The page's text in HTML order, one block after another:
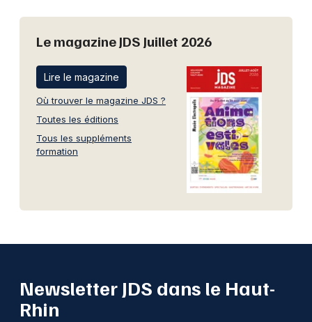
Le magazine JDS Juillet 2026
Lire le magazine
Où trouver le magazine JDS ?
Toutes les éditions
Tous les suppléments
formation
Newsletter JDS dans le Haut-
Rhin